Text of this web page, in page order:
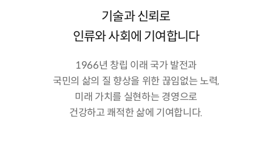
기술과 신뢰로
인류와 사회에 기여합니다
1966년 창립 이래 국가 발전과
국민의 삶의 질 향상을 위한 끊임없는 노력,
미래 가치를 실현하는 경영으로
건강하고 쾌적한 삶에 기여합니다.